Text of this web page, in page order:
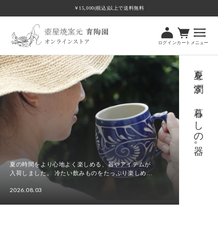
む
￥15,000(税込)以上で送料無料
ログイン カート メニュー
夏を潤す、暮らしの器。
夏の時間をより心地よく楽しめる、器やアイテムが
入荷しました。 冷たい飲みものをたっぷり楽しめる
ビアマグカップやビアカップをはじめ、食卓に涼や
かさを添える水差し、さまざまな場面で使いやすい
2026.08.03